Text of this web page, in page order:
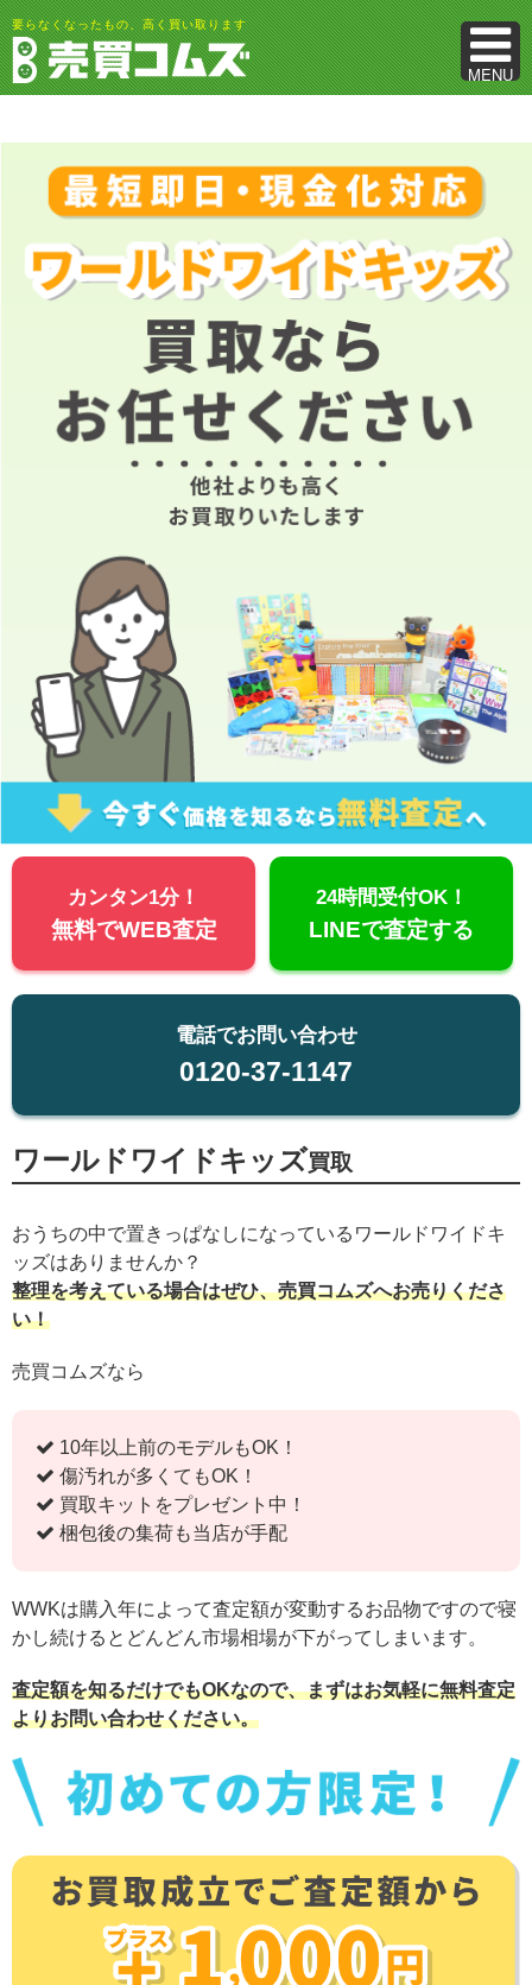
MENU
要らなくなったもの、高く買い取ります
カンタン1分！
無料でWEB査定
24時間受付OK！
LINEで査定する
電話でお問い合わせ
0120-37-1147
ワールドワイドキッズ買取
おうちの中で置きっぱなしになっているワールドワイドキ
ッズはありませんか？
整理を考えている場合はぜひ、売買コムズへお売りくださ
い！
売買コムズなら
10年以上前のモデルもOK！
傷汚れが多くてもOK！
買取キットをプレゼント中！
梱包後の集荷も当店が手配
WWKは購入年によって査定額が変動するお品物ですので寝
かし続けるとどんどん市場相場が下がってしまいます。
査定額を知るだけでもOKなので、まずはお気軽に無料査定
よりお問い合わせください。